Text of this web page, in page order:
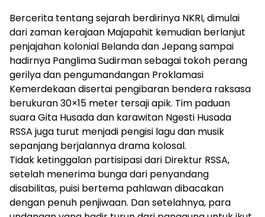
Bercerita tentang sejarah berdirinya NKRI, dimulai
dari zaman kerajaan Majapahit kemudian berlanjut
penjajahan kolonial Belanda dan Jepang sampai
hadirnya Panglima Sudirman sebagai tokoh perang
gerilya dan pengumandangan Proklamasi
Kemerdekaan disertai pengibaran bendera raksasa
berukuran 30×15 meter tersaji apik. Tim paduan
suara Gita Husada dan karawitan Ngesti Husada
RSSA juga turut menjadi pengisi lagu dan musik
sepanjang berjalannya drama kolosal.
Tidak ketinggalan partisipasi dari Direktur RSSA,
setelah menerima bunga dari penyandang
disabilitas, puisi bertema pahlawan dibacakan
dengan penuh penjiwaan. Dan setelahnya, para